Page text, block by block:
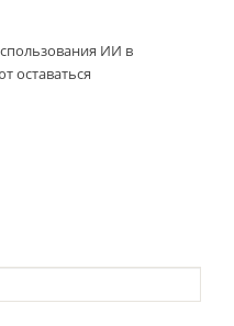
ИИ в
оставаться